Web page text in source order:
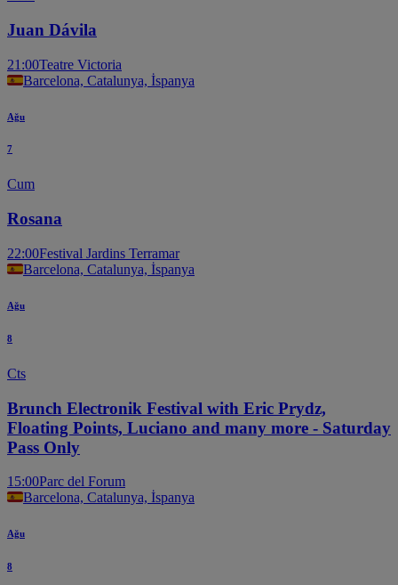
Juan Dávila
21:00Teatre Victoria
Barcelona, Catalunya, İspanya
Ağu
7
Cum
Rosana
22:00Festival Jardins Terramar
Barcelona, Catalunya, İspanya
Ağu
8
Cts
Brunch Electronik Festival with Eric Prydz,
Floating Points, Luciano and many more - Saturday
Pass Only
15:00Parc del Forum
Barcelona, Catalunya, İspanya
Ağu
8